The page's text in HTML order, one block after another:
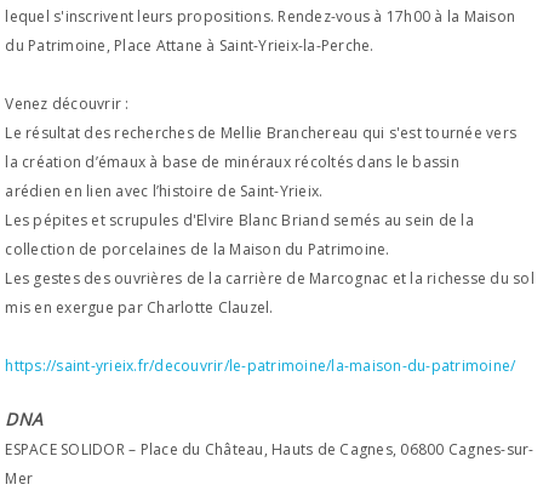
lequel s'inscrivent leurs propositions. Rendez-vous à 17h00 à la Maison
du Patrimoine, Place Attane à Saint-Yrieix-la-Perche.
Venez découvrir :
Le résultat des recherches de Mellie Branchereau qui s'est tournée vers
la création d’émaux à base de minéraux récoltés dans le bassin
arédien en lien avec l’histoire de Saint-Yrieix.
Les pépites et scrupules d'Elvire Blanc Briand semés au sein de la
collection de porcelaines de la Maison du Patrimoine.
Les gestes des ouvrières de la carrière de Marcognac et la richesse du sol
mis en exergue par Charlotte Clauzel.
https://saint-yrieix.fr/decouvrir/le-patrimoine/la-maison-du-patrimoine/
DNA
ESPACE SOLIDOR – Place du Château, Hauts de Cagnes, 06800 Cagnes-sur-
Mer